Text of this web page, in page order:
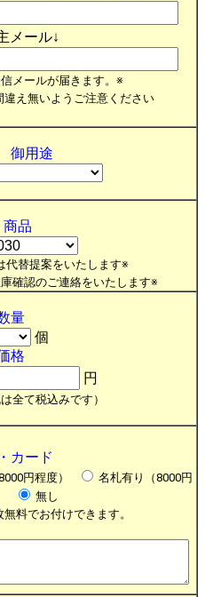
メール↓
メールが届きます。※
え無いようご注意ください
用途
品
代替提案をいたします※
確認のご連絡をいたします※
量
個
格
円
全て税込みです）
カード
円程度）
名札有り（8000円
無し
料でお付けできます。